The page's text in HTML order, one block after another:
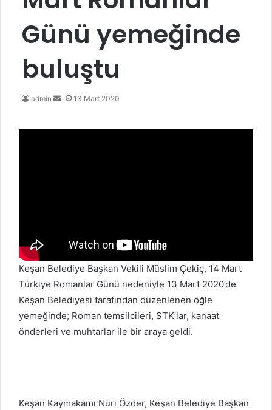
Günü yemeğinde
buluştu
admin
Bir 13 Mart 2020
Keşan Belediye Başkan Vekili Müslim Çekiç, 14 Mart
Türkiye Romanlar Günü nedeniyle 13 Mart 2020’de
Keşan Belediyesi tarafından düzenlenen öğle
yemeğinde; Roman temsilcileri, STK’lar, kanaat
önderleri ve muhtarlar ile bir araya geldi.
Keşan Kaymakamı Nuri Özder, Keşan Belediye Başkan